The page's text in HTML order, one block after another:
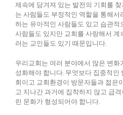
제속에 담겨져 있는 발전의 기회를
는 사람들도 부정적인 역할을 통해
하는 유아적인 사람들도 있고 습관적
사람들도 있지만 교회를 사랑해서
러는 교인들도 있기 때문입니다.
우리교회는 여러 분야에서 많은 변
성화해야 합니다. 무엇보다 집중적
회이고 교회환경이 방문자들과 젊은
고 지나간 과거에 집착하지 않고 급
린 문화가 형성되어야 합니다.